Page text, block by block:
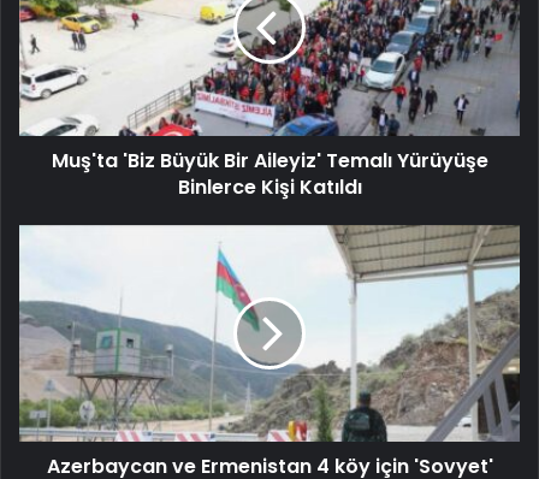
Muş'ta 'Biz Büyük Bir Aileyiz' Temalı Yürüyüşe
Binlerce Kişi Katıldı
Azerbaycan ve Ermenistan 4 köy için 'Sovyet'